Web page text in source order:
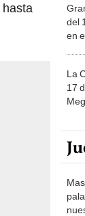
hasta
del
en
La
17